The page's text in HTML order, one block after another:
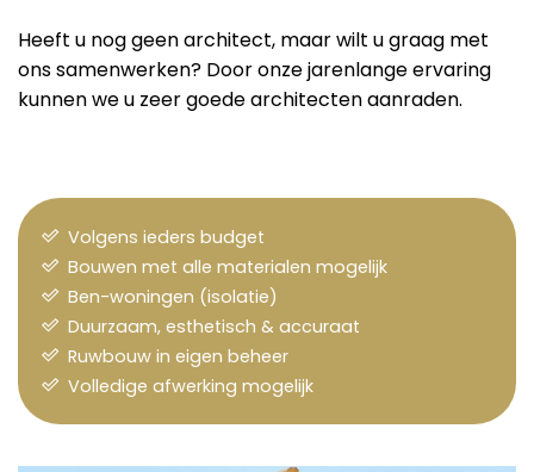
Heeft u nog geen architect, maar wilt u graag met
ons samenwerken? Door onze jarenlange ervaring
kunnen we u zeer goede architecten aanraden.
Volgens ieders budget
Bouwen met alle materialen mogelijk
Ben-woningen (isolatie)
Duurzaam, esthetisch & accuraat
Ruwbouw in eigen beheer
Volledige afwerking mogelijk